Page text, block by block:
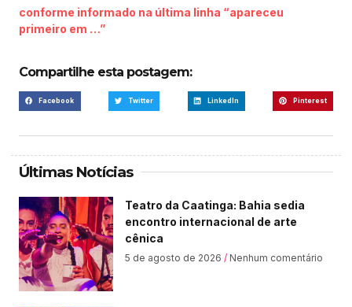
conforme informado na última linha “apareceu
primeiro em …”
Compartilhe esta postagem:
Facebook Twitter LinkedIn Pinterest
Últimas Notícias
Teatro da Caatinga: Bahia sedia
encontro internacional de arte
cênica
5 de agosto de 2026 Nenhum comentário